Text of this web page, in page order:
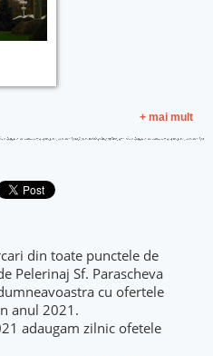
+ mai mult
din toate punctele de
Pelerinaj Sf. Parascheva
cu ofertele
anul 2021.
adaugam zilnic ofetele